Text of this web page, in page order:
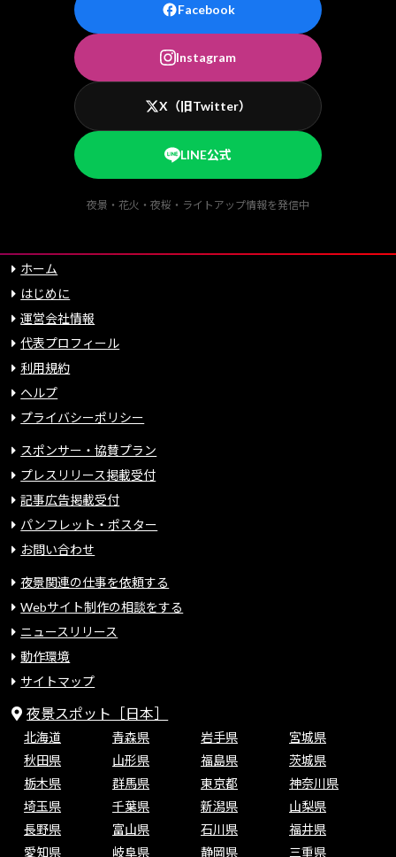
Facebook
Instagram
X（旧Twitter）
LINE公式
夜景・花火・夜桜・ライトアップ情報を発信中
ホーム
はじめに
運営会社情報
代表プロフィール
利用規約
ヘルプ
プライバシーポリシー
スポンサー・協賛プラン
プレスリリース掲載受付
記事広告掲載受付
パンフレット・ポスター
お問い合わせ
夜景関連の仕事を依頼する
Webサイト制作の相談をする
ニュースリリース
動作環境
サイトマップ
夜景スポット［日本］
北海道 青森県 岩手県
宮城県
秋田県
山形県 福島県
茨城県
栃木県
群馬県 東京都
神奈川県
埼玉県
千葉県 新潟県
山梨県
長野県
富山県 石川県
福井県
愛知県
岐阜県 静岡県
三重県